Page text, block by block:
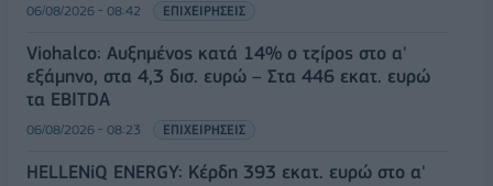
06/08/2026 - 08:42 ΕΠΙΧΕΙΡΗΣΕΙΣ
Viohalco: Αυξημένος κατά 14% ο τζίρος στο α'
εξάμηνο, στα 4,3 δισ. ευρώ – Στα 446 εκατ. ευρώ
τα EBITDA
06/08/2026 - 08:23 ΕΠΙΧΕΙΡΗΣΕΙΣ
HELLENiQ ENERGY: Κέρδη 393 εκατ. ευρώ στο α'